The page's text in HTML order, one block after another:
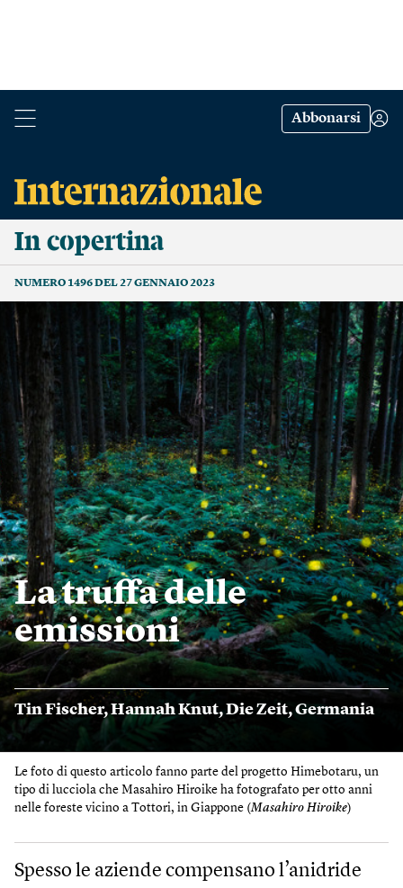
Abbonarsi
In copertina
NUMERO 1496 DEL 27 GENNAIO 2023
Le foto di questo articolo fanno parte del progetto Himebotaru, un
tipo di lucciola che Masahiro Hiroike ha fotografato per otto anni
nelle foreste vicino a Tottori, in Giappone (Masahiro Hiroike)
La truffa delle
emissioni
Tin Fischer,Hannah Knut,Die Zeit,Germania
Spesso le aziende compensano l’anidride